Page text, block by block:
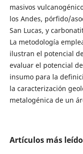
masivos
los Andes, pórfido/
San Lucas, y
La metodología
ilustran el potencial
evaluar el potencial
insumo para la
la caracterización
metalogénica de un
Artículos más